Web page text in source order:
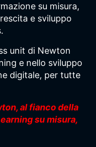
su misura,
e sviluppo
unit di Newton
e nello sviluppo
digitale, per tutte
al fianco della
su misura,